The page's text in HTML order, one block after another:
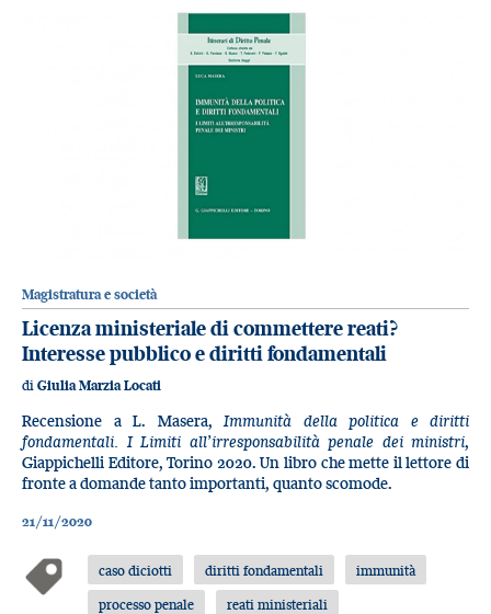
Magistratura e società
Licenza ministeriale di commettere reati?
Interesse pubblico e diritti fondamentali
di Giulia Marzia Locati
Recensione a L. Masera,Immunità della politica e diritti
fondamentali. I Limiti all’irresponsabilità penale dei ministri,
Giappichelli Editore, Torino 2020. Un libro che mette il lettore di
fronte a domande tanto importanti, quanto scomode.
21/11/2020
caso diciotti diritti fondamentali
immunità
processo penale
reati ministeriali